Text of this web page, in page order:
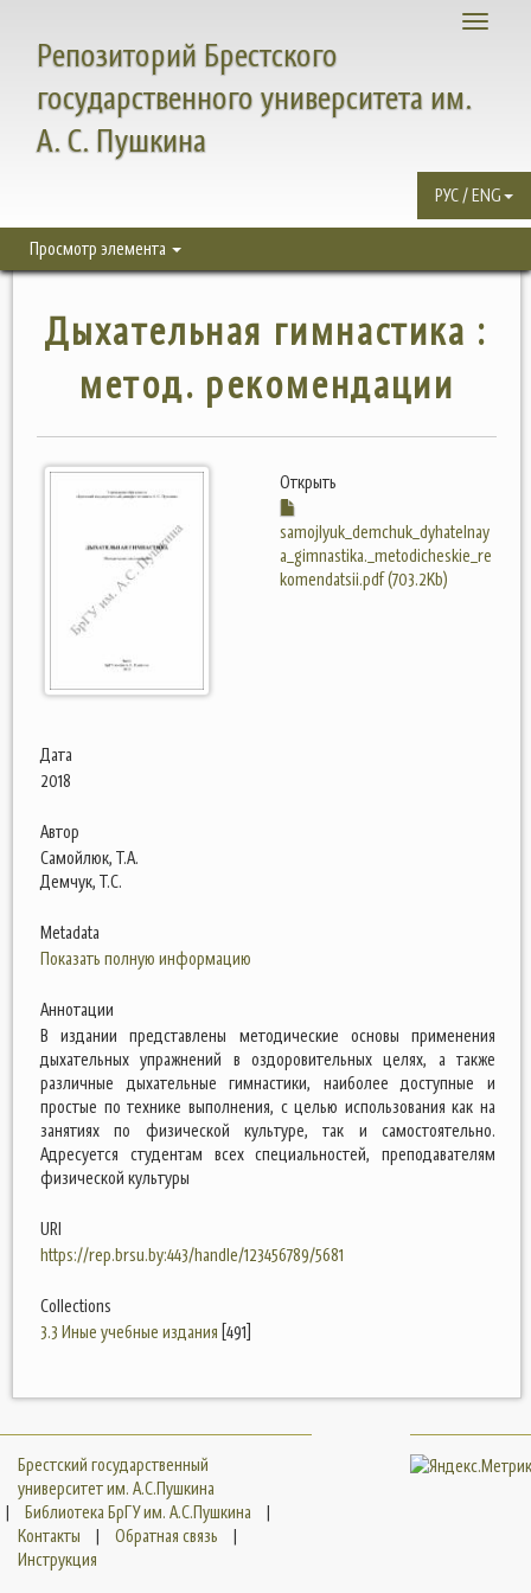
Toggle
Репозиторий Брестского
государственного университета им.
А. С. Пушкина
РУС / ENG
Просмотр элемента
Дыхательная гимнастика :
метод. рекомендации
Открыть
samojlyuk_demchuk_dyhatelnay
a_gimnastika._metodicheskie_re
komendatsii.pdf (703.2Kb)
Дата
2018
Автор
Самойлюк, Т.А.
Демчук, Т.С.
Metadata
Показать полную информацию
Аннотации
В издании представлены методические основы применения
дыхательных упражнений в оздоровительных целях, а также
различные дыхательные гимнастики, наиболее доступные и
простые по технике выполнения, с целью использования как на
занятиях по физической культуре, так и самостоятельно.
Адресуется студентам всех специальностей, преподавателям
физической культуры
URI
https://rep.brsu.by:443/handle/123456789/5681
Collections
3.3 Иные учебные издания [491]
Брестский государственный
университет им. А.С.Пушкина
|
Библиотека БрГУ им. А.С.Пушкина
|
Контакты
| Обратная связь
|
Инструкция